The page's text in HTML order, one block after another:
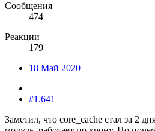
Сообщения
474
Реакции
179
18 Май 2020
#1.641
Заметил, что core_cache стал за 2